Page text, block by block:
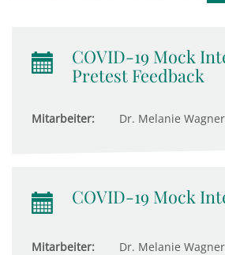
COVID-19 Mock
Pretest Feedback
Mitarbeiter: Dr. Melanie Wagner
COVID-19 Mock
Mitarbeiter: Dr. Melanie Wagner